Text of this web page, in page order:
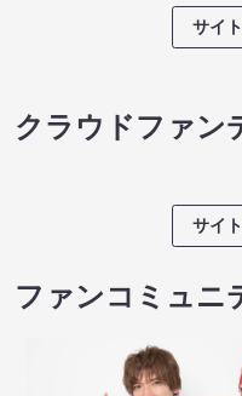
サイ
クラウドファン
サイ
ファンコミュニ